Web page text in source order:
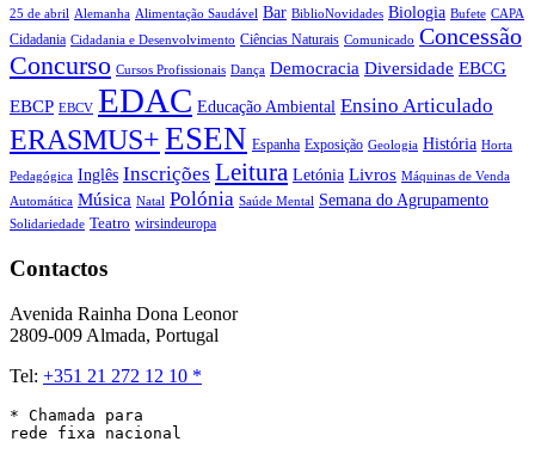
25 de abril Alemanha Alimentação Saudável Bar BiblioNovidades Biologia Bufete CAPA
Cidadania Cidadania e Desenvolvimento Ciências Naturais Comunicado Concessão
Concurso Cursos Profissionais Dança Democracia Diversidade EBCG
EBCP EBCV EDAC Educação Ambiental Ensino Articulado
ERASMUS+ESEN Espanha Exposição Geologia História Horta
Pedagógica Inglês Inscrições Leitura Letónia Livros Máquinas de Venda
Automática Música Natal Polónia Saúde Mental Semana do Agrupamento
Solidariedade Teatro wirsindeuropa
Contactos
Avenida Rainha Dona Leonor
2809-009 Almada, Portugal
Tel: +351 21 272 12 10 *
* Chamada para
rede fixa nacional